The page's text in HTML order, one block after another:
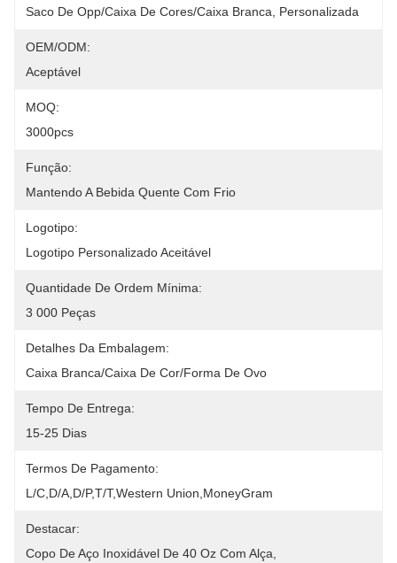
Saco De Opp/caixa De Cores/caixa Branca, Personalizada
OEM/ODM:
Aceptável
MOQ:
3000pcs
Função:
Mantendo A Bebida Quente Com Frio
Logotipo:
Logotipo Personalizado Aceitável
Quantidade De Ordem Mínima:
3 000 Peças
Detalhes Da Embalagem:
Caixa Branca/caixa De Cor/forma De Ovo
Tempo De Entrega:
15-25 Dias
Termos De Pagamento:
L/C,D/A,D/P,T/T,Western Union,MoneyGram
Destacar:
Copo De Aço Inoxidável De 40 Oz Com Alça